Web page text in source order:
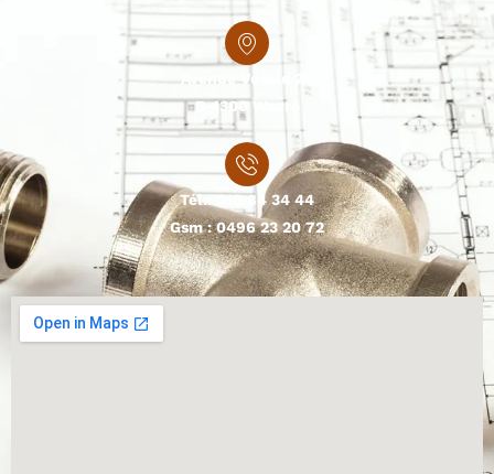
Avenue Vesale 26
B-1300 Wavre
Tél.:010 84 34 44
Gsm :0496 23 20 72